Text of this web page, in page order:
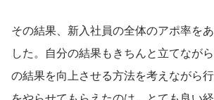
その結果、新入社員の全体のアポ率を
した。自分の結果もきちんと立てなが
の結果を向上させる方法を考えながら